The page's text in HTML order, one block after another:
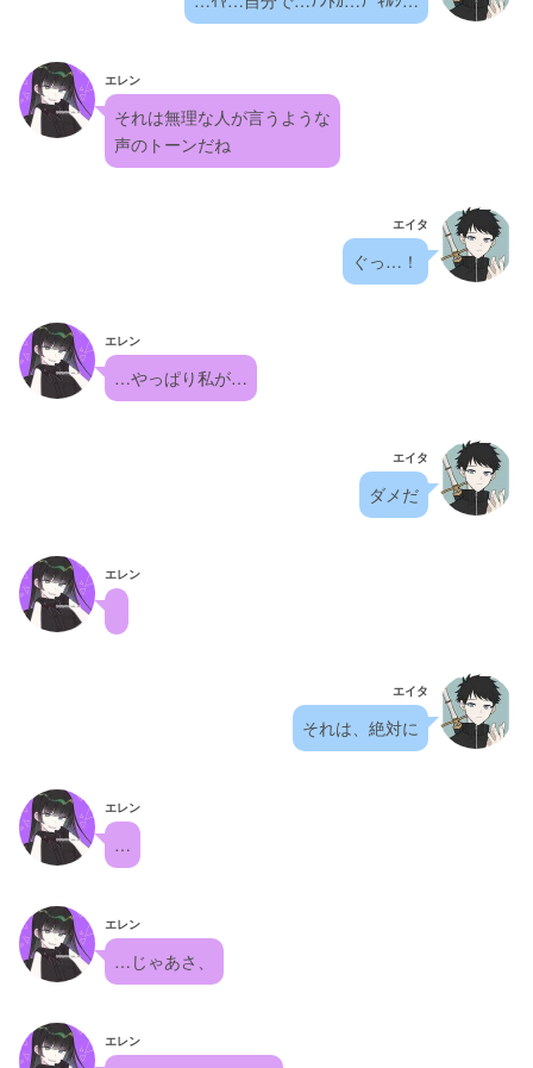
エレン
それは無理な人が言うような
声のトーンだね
エイタ
ぐっ…！
エレン
…やっぱり私が…
エイタ
ダメだ
エレン
エイタ
それは、絶対に
エレン
…
エレン
…じゃあさ、
エレン